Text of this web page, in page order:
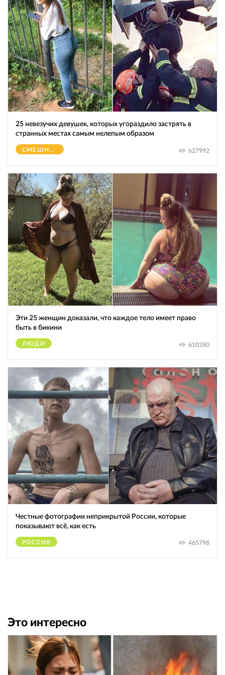
25 невезучих девушек, которых угораздило застрять в
странных местах самым нелепым образом
СМЕШНОЕ 627992
Эти 25 женщин доказали, что каждое тело имеет право
быть в бикини
ЛЮДИ 610280
Честные фотографии неприкрытой России, которые
показывают всё, как есть
РОССИЯ 465798
Это интересно